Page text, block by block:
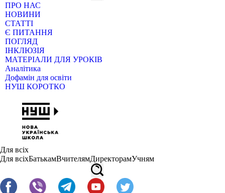
ПРО НАС
НОВИНИ
СТАТТІ
Є ПИТАННЯ
ПОГЛЯД
ІНКЛЮЗІЯ
МАТЕРІАЛИ ДЛЯ УРОКІВ
Аналітика
Дофамін для освіти
НУШ КОРОТКО
Для всіх
Для всіхБатькамВчителямДиректорамУчням